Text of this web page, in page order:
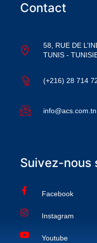
Contact
58, RUE DE
TUNIS -
(+216) 28 714
info@acs.com.tn
Suivez-nous
Facebook
Instagram
Youtube